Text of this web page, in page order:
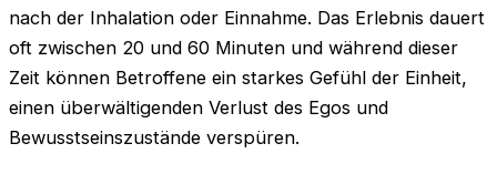
nach der Inhalation oder Einnahme. Das Erlebnis dauert
oft zwischen 20 und 60 Minuten und während dieser
Zeit können Betroffene ein starkes Gefühl der Einheit,
einen überwältigenden Verlust des Egos und
Bewusstseinszustände verspüren.